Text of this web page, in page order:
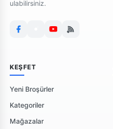
ulabilirsiniz.
KEŞFET
Yeni Broşürler
Kategoriler
Mağazalar